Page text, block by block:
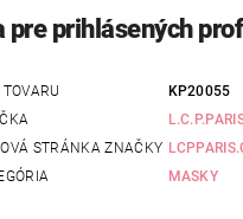
pre prihlásených
TOVARU
KP20055
STRÁNKA ZNAČKY
MASKY